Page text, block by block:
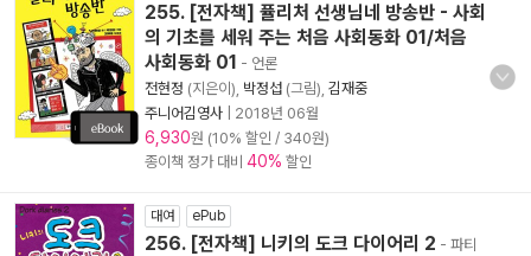
255. [전자책] 퓰리처 선생님네 방송반 - 사회
의 기초를 세워 주는 처음 사회동화 01/처음
사회동화 01 - 언론
전현정 (지은이), 박정섭 (그림), 김재중
주니어김영사
2018년 06월
6,930원 (10% 할인 / 340원)
종이책 정가 대비 40% 할인
대여 ePub
256. [전자책] 니키의 도크 다이어리 2 - 파티